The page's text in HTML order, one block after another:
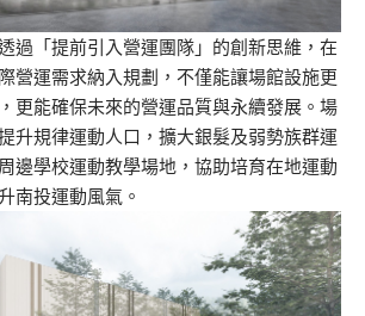
過「提前引入營運團隊」的創新思維，在
營運需求納入規劃，不僅能讓場館設施更
更能確保未來的營運品質與永續發展。場
升規律運動人口，擴大銀髮及弱勢族群運
邊學校運動教學場地，協助培育在地運動
南投運動風氣。